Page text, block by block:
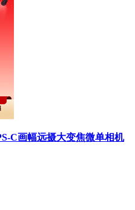
C画幅远摄大变焦微单相机